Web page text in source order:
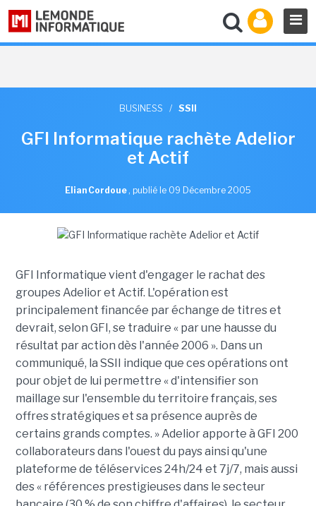
BUSINESS / SSII
GFI Informatique rachète Adelior
et Actif
Elian Cordoue , publié le 09 Décembre 2005
GFI Informatique vient d'engager le rachat des
groupes Adelior et Actif. L'opération est
principalement financée par échange de titres et
devrait, selon GFI, se traduire « par une hausse du
résultat par action dès l'année 2006 ». Dans un
communiqué, la SSII indique que ces opérations ont
pour objet de lui permettre « d'intensifier son
maillage sur l'ensemble du territoire français, ses
offres stratégiques et sa présence auprès de
certains grands comptes. » Adelior apporte à GFI 200
collaborateurs dans l'ouest du pays ainsi qu'une
plateforme de téléservices 24h/24 et 7j/7, mais aussi
des « références prestigieuses dans le secteur